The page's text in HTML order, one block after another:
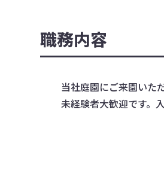
職務内容
当社庭園にご来園いた
未経験者大歓迎です。